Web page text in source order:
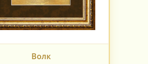
Волк